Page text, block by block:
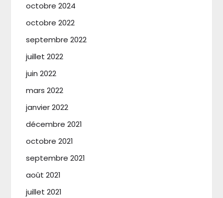
octobre 2024
octobre 2022
septembre 2022
juillet 2022
juin 2022
mars 2022
janvier 2022
décembre 2021
octobre 2021
septembre 2021
août 2021
juillet 2021